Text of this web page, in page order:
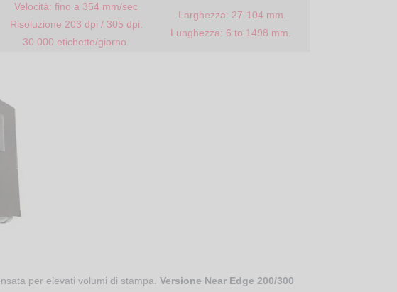
Velocità: fino a 354 mm/sec
Risoluzione 203 dpi / 305 dpi.
30.000 etichette/giorno.
Larghezza: 27-104 mm.
Lunghezza: 6 to 1498 mm.
per elevati volumi di stampa. Versione Near Edge 200/300